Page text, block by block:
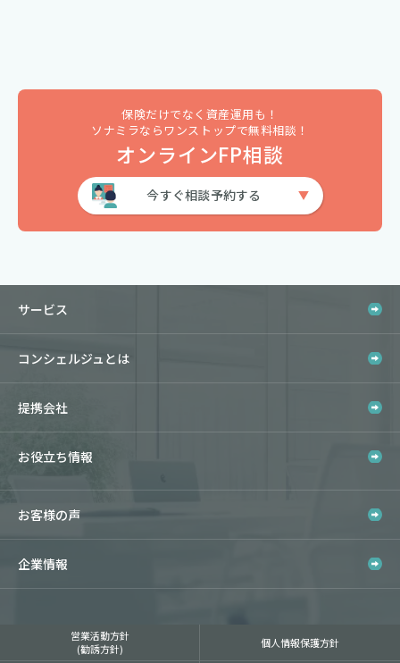
保険だけでなく資産運用も！
ソナミラならワンストップで無料相談！
オンラインFP相談
今すぐ相談予約する
サービス
コンシェルジュとは
提携会社
お役立ち情報
お客様の声
企業情報
営業活動方針
(勧誘方針)
個人情報保護方針